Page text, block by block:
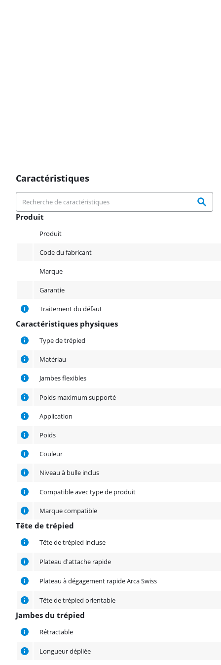
Caractéristiques
Produit
Produit
Code du fabricant
Marque
Garantie
Traitement du défaut
Caractéristiques physiques
Caractéristiques physiques
Type de trépied
Matériau
Jambes flexibles
Poids maximum supporté
Application
Poids
Couleur
Niveau à bulle inclus
Compatible avec type de produit
Marque compatible
Tête de trépied
Tête de trépied
Tête de trépied incluse
Plateau d'attache rapide
Plateau à dégagement rapide Arca Swiss
Tête de trépied orientable
Jambes du trépied
Jambes du trépied
Rétractable
Longueur dépliée